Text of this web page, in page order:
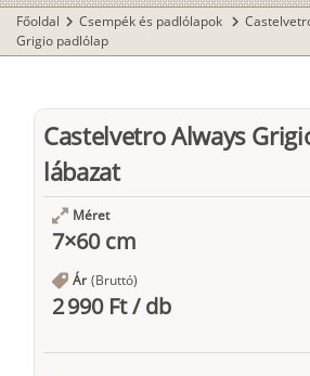
Főoldal chevron_right Csempék és padlólapok chevron_right
Grigio padlólap
Castelvetro Always
lábazat
Méret
7×60 cm
Ár (Bruttó)
2 990 Ft/db